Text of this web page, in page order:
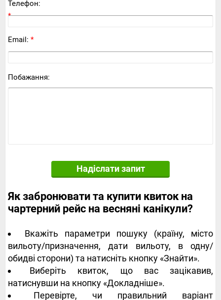
Телефон:
*
Email: *
Побажання:
Надіслати запит
Як забронювати та купити квиток на
чартерний рейс на весняні канікули?
Вкажіть параметри пошуку (країну, місто
вильоту/призначення, дати вильоту, в одну/
обидві сторони) та натисніть кнопку «Знайти».
Виберіть квиток, що вас зацікавив,
натиснувши на кнопку «Докладніше».
Перевірте, чи правильний варіант